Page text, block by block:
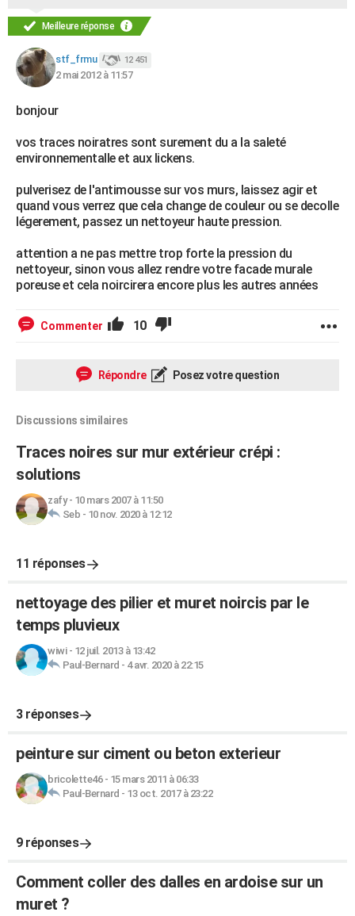
Meilleure réponse
stf_frmu 12 451
2 mai 2012 à 11:57
bonjour
vos traces noiratres sont surement du a la saleté
environnementalle et aux lickens.
pulverisez de l'antimousse sur vos murs, laissez agir et
quand vous verrez que cela change de couleur ou se decolle
légerement, passez un nettoyeur haute pression.
attention a ne pas mettre trop forte la pression du
nettoyeur, sinon vous allez rendre votre facade murale
poreuse et cela noircirera encore plus les autres années
Commenter 10
Répondre Posez votre question
Discussions similaires
Traces noires sur mur extérieur crépi :
solutions
zafy- 10 mars 2007 à 11:50
Seb - 10 nov. 2020 à 12:12
11 réponses
nettoyage des pilier et muret noircis par le
temps pluvieux
wiwi- 12 juil. 2013 à 13:42
Paul-Bernard - 4 avr. 2020 à 22:15
3 réponses
peinture sur ciment ou beton exterieur
bricolette46- 15 mars 2011 à 06:33
Paul-Bernard - 13 oct. 2017 à 23:22
9 réponses
Comment coller des dalles en ardoise sur un
muret ?